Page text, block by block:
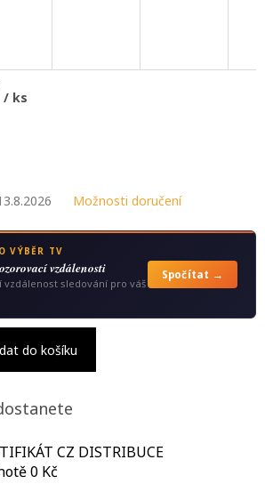
/ ks
Možnosti doručení
VÝBĚR TV
vzdálenosti
vzdálenost sledování pro váš
Spočítat →
do košíku
CZ DISTRIBUCE
0 Kč